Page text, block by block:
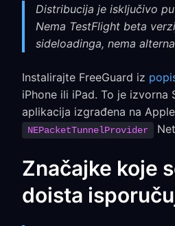
Distribucija je isključivo
Nema TestFlight beta
sideloadinga, nema
Instalirajte FreeGuard iz
iPhone ili iPad. To je izvorna
aplikacija izgrađena na
NEPacketTunnelProvider
Značajke koje
doista